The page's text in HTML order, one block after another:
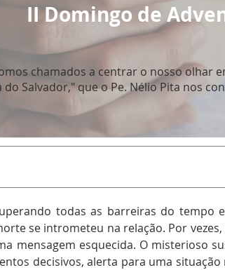
chamados a centrar o nosso olhar
do Salvador," que o Pe. Nélio Pita nos
II Domingo de
todas as barreiras do tempo
se intrometeu na relação. Por
mensagem esquecida. O misterioso
decisivos, alerta para uma